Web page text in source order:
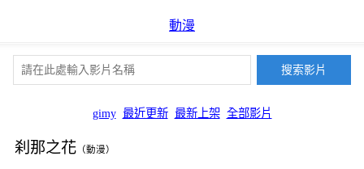
動漫
gimy 最近更新 最新上架 全部影片
刹那之花 （動漫）